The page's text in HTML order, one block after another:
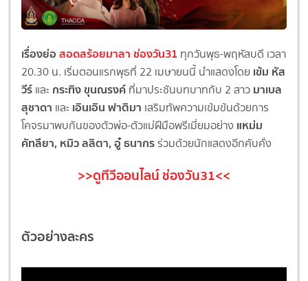
เรื่องย่อสอดสร้อยมาลา ช่องวัน31 ทุกวันพุธ-พฤหัสบดี เวลา
20.30 น. เริ่มตอนแรกพุธที่ 22 เมษายนนี้ นำแสดงโดย เข้ม หัส
วีร์ และ กระทิง ขุนณรงค์ ที่มาประชันบทบาทกับ 2 สาว มาเบล
สุชาดา และ เอินเอิน ฟาติมา เสริมทัพความเข้มข้นด้วยการ
โคจรมาพบกันของตัวพ่อ-ตัวแม่ฝีมือพรีเมี่ยมอย่าง แหม่ม
คัทลียา, หมิว ลลิตา, อู๋ ธนากรร่วมด้วยนักแสดงอีกคับคั่ง
>>ดูทีวีออนไลน์ ช่องวัน31<<
ตัวอย่างละคร